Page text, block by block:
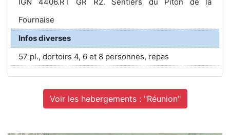
Fournaise
Infos diverses
57 pl., dortoirs 4, 6 et 8 personnes, repas
Voir les hebergements : "Réunion"